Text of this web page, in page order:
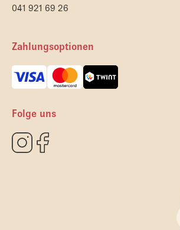
041 921 69 26
Zahlungsoptionen
Folge uns